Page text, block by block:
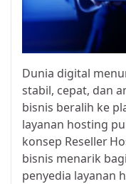
Dunia digital
stabil, cepat, dan
bisnis beralih ke
layanan hosting
konsep Reseller
bisnis menarik
penyedia layanan